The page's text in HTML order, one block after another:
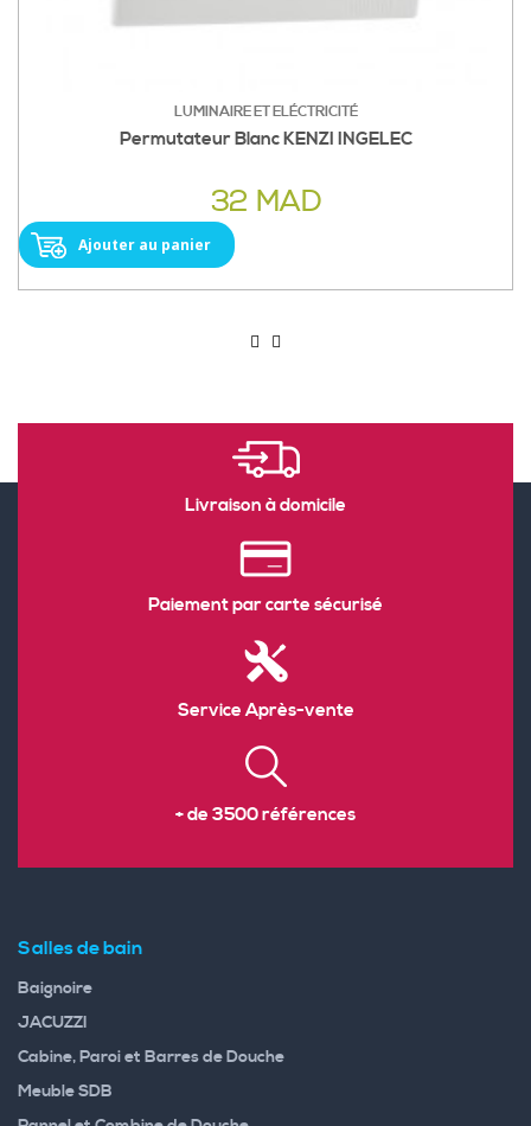
LUMINAIRE ET ELÉCTRICITÉ
Permutateur Blanc KENZI INGELEC
32 MAD
Ajouter au panier
Livraison à domicile
Paiement par carte sécurisé
Service Après-vente
+ de 3500 références
Salles de bain
Baignoire
JACUZZI
Cabine, Paroi et Barres de Douche
Meuble SDB